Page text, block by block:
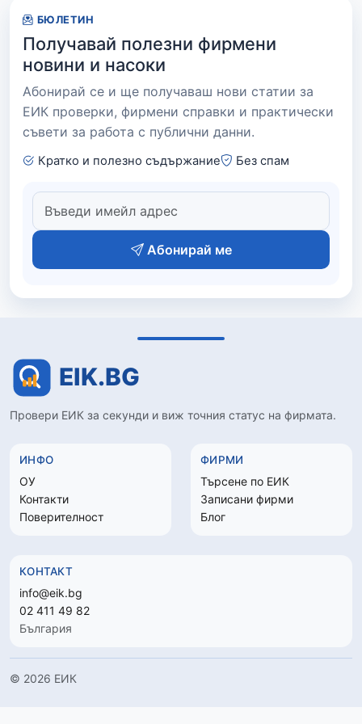
БЮЛЕТИН
Получавай полезни фирмени
новини и насоки
Абонирай се и ще получаваш нови статии за
ЕИК проверки, фирмени справки и практически
съвети за работа с публични данни.
Кратко и полезно съдържание Без спам
Абонирай ме
Провери ЕИК за секунди и виж точния статус на фирмата.
ИНФО
ОУ
Контакти
Поверителност
ФИРМИ
Търсене по ЕИК
Записани фирми
Блог
КОНТАКТ
info@eik.bg
02 411 49 82
България
© 2026 ЕИК